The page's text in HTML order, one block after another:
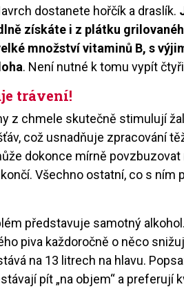
dostanete hořčík a draslík.
získáte i z plátku
množství vitaminů B, s
. Není nutné k tomu vypít
trávení!
z chmele skutečně stimulují
což usnadňuje zpracování
dokonce mírně
Všechno ostatní, co s ním
představuje samotný
piva každoročně o něco
na 13 litrech na hlavu.
pít „na objem“ a preferují